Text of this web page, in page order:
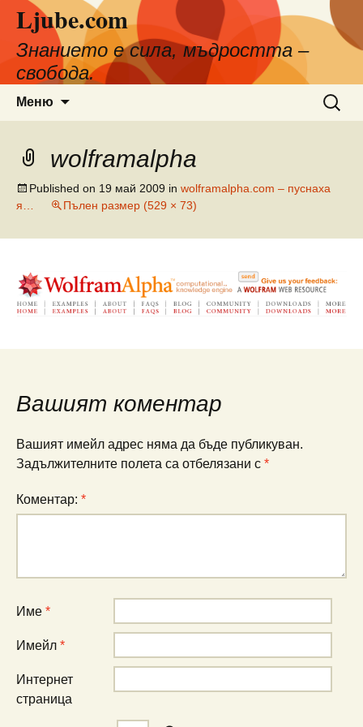
съдържанието
Ljube.com
Знанието е сила, мъдростта –
свобода.
Меню
за:
wolframalpha
Published on 19 май 2009 in wolframalpha.com – пуснаха
я…
Пълен размер (529 × 73)
Вашият коментар
Вашият имейл адрес няма да бъде публикуван.
Задължителните полета са отбелязани с *
Коментар: *
Име *
Имейл *
Интернет
страница